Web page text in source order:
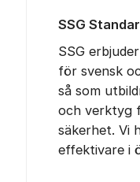
SSG
SSG
för svensk
så som
och verktyg
säkerhet. Vi
effektivare i